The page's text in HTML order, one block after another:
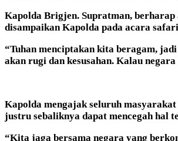
Kapolda Brigjen. Supratman,
disampaikan Kapolda pada acara
“Tuhan menciptakan kita beragam,
akan rugi dan kesusahan. Kalau
Kapolda mengajak seluruh
justru sebaliknya dapat mencegah hal
“Kita jaga bersama negara yang